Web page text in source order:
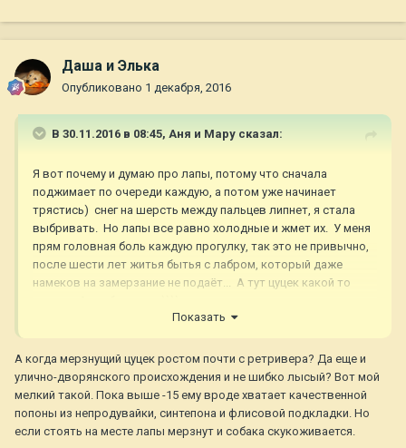
Даша и Элька
Опубликовано 1 декабря, 2016
В 30.11.2016 в 08:45, Аня и Мару сказал:
Я вот почему и думаю про лапы, потому что сначала
поджимает по очереди каждую, а потом уже начинает
трястись) снег на шерсть между пальцев липнет, я стала
выбривать. Но лапы все равно холодные и жмет их. У меня
прям головная боль каждую прогулку, так это не привычно,
после шести лет житья бытья с лабром, который даже
намеков на замерзание не подаёт... А тут цуцек какой то
Показать
А когда мерзнущий цуцек ростом почти с ретривера? Да еще и
улично-дворянского происхождения и не шибко лысый? Вот мой
мелкий такой. Пока выше -15 ему вроде хватает качественной
попоны из непродувайки, синтепона и флисовой подкладки. Но
если стоять на месте лапы мерзнут и собака скукоживается.